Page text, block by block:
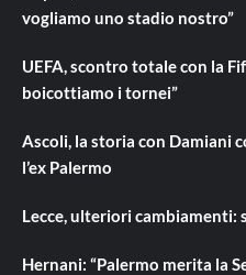
vogliamo uno stadio nostro”
UEFA, scontro totale con la
boicottiamo i tornei”
Ascoli, la storia con Damiani
l’ex Palermo
Lecce, ulteriori cambiamenti:
Hernani: “Palermo merita la